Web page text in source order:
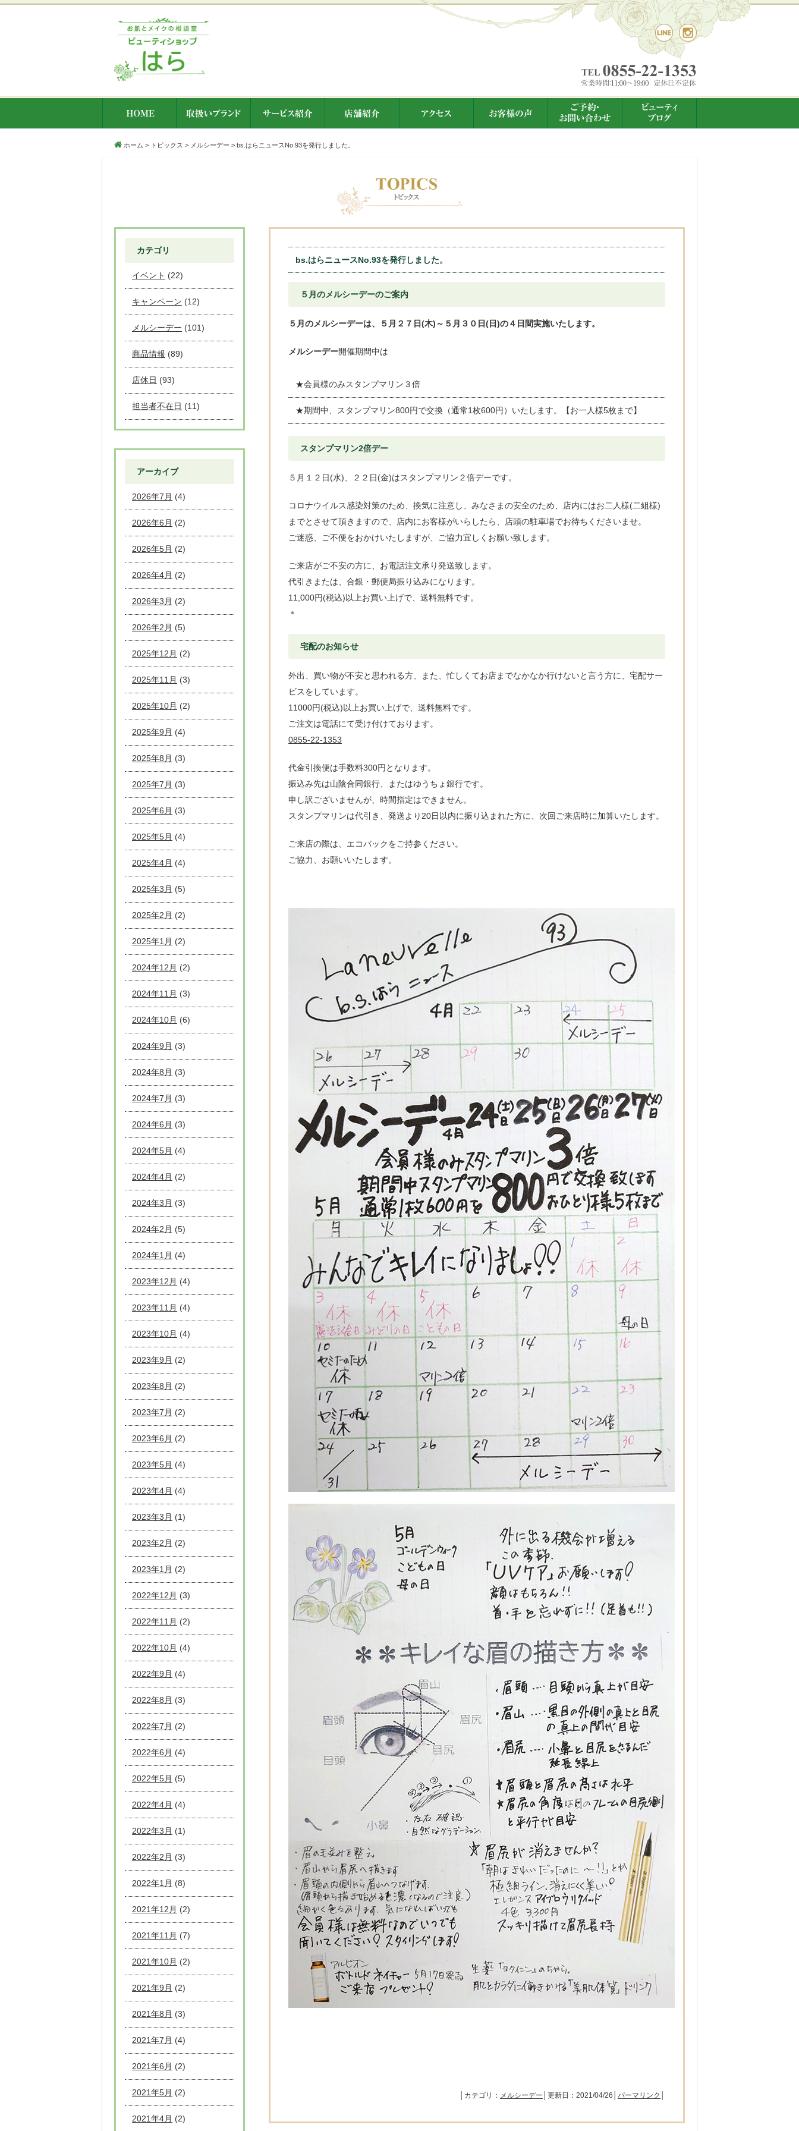
ホーム > トピックス > メルシーデー > bs.はらニュースNo.93を発行しました。
bs.はらニュースNo.93を発行しました。
５月のメルシーデーのご案内
５月のメルシーデーは、５月２７日(木)～５月３０日(日)の４日間実施いたします。
メルシーデー開催期間中は
★会員様のみスタンプマリン３倍
★期間中、スタンプマリン800円で交換（通常1枚600円）いたします。【お一人様5枚まで】
スタンプマリン2倍デー
５月１２日(水)、２２日(金)はスタンプマリン２倍デーです。
コロナウイルス感染対策のため、換気に注意し、みなさまの安全のため、店内にはお二人様(二組様)
までとさせて頂きますので、店内にお客様がいらしたら、店頭の駐車場でお待ちくださいませ。
ご迷惑、ご不便をおかけいたしますが、ご協力宜しくお願い致します。
ご来店がご不安の方に、お電話注文承り発送致します。
代引きまたは、合銀・郵便局振り込みになります。
11,000円(税込)以上お買い上げで、送料無料です。
＊
宅配のお知らせ
外出、買い物が不安と思われる方、また、忙しくてお店までなかなか行けないと言う方に、宅配サー
ビスをしています。
11000円(税込)以上お買い上げで、送料無料です。
ご注文は電話にて受け付けております。
0855-22-1353
代金引換便は手数料300円となります。
振込み先は山陰合同銀行、またはゆうちょ銀行です。
申し訳ございませんが、時間指定はできません。
スタンプマリンは代引き、発送より20日以内に振り込まれた方に、次回ご来店時に加算いたします。
ご来店の際は、エコバックをご持参ください。
ご協力、お願いいたします。
│カテゴリ： メルシーデー │更新日：2021/04/26│ パーマリンク
カテゴリ
イベント (22)
キャンペーン (12)
メルシーデー (101)
商品情報 (89)
店休日 (93)
担当者不在日 (11)
アーカイブ
2026年7月 (4)
2026年6月 (2)
2026年5月 (2)
2026年4月 (2)
2026年3月 (2)
2026年2月 (5)
2025年12月 (2)
2025年11月 (3)
2025年10月 (2)
2025年9月 (4)
2025年8月 (3)
2025年7月 (3)
2025年6月 (3)
2025年5月 (4)
2025年4月 (4)
2025年3月 (5)
2025年2月 (2)
2025年1月 (2)
2024年12月 (2)
2024年11月 (3)
2024年10月 (6)
2024年9月 (3)
2024年8月 (3)
2024年7月 (3)
2024年6月 (3)
2024年5月 (4)
2024年4月 (2)
2024年3月 (3)
2024年2月 (5)
2024年1月 (4)
2023年12月 (4)
2023年11月 (4)
2023年10月 (4)
2023年9月 (2)
2023年8月 (2)
2023年7月 (2)
2023年6月 (2)
2023年5月 (4)
2023年4月 (4)
2023年3月 (1)
2023年2月 (2)
2023年1月 (2)
2022年12月 (3)
2022年11月 (2)
2022年10月 (4)
2022年9月 (4)
2022年8月 (3)
2022年7月 (2)
2022年6月 (4)
2022年5月 (5)
2022年4月 (4)
2022年3月 (1)
2022年2月 (3)
2022年1月 (8)
2021年12月 (2)
2021年11月 (7)
2021年10月 (2)
2021年9月 (2)
2021年8月 (3)
2021年7月 (4)
2021年6月 (2)
2021年5月 (2)
2021年4月 (2)